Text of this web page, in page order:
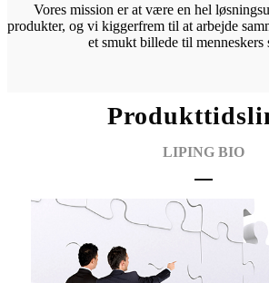
Vores mission er at være en hel
produkter, og vi kiggerfrem til at arbejde
et smukt billede til menneskers
LIPING BIO